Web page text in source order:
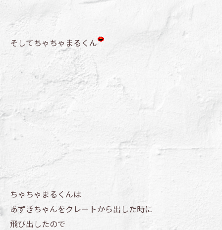
そしてちゃちゃまるくん
ちゃちゃまるくんは
あずきちゃんをクレートから出した時に
飛び出したので